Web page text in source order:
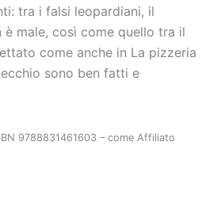
tra i falsi leopardiani, il
male, così come quello tra il
come anche in La pizzeria
sono ben fatti e
9788831461603 – come Affiliato